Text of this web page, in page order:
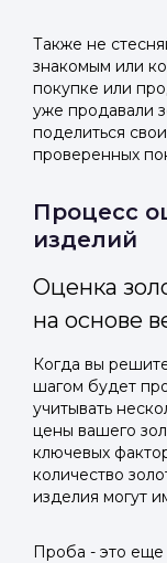
Телефон
или
или
Также не
знакомым или
покупке или
уже продавали
поделиться
проверенных
Процесс
изделий
Оценка
на основе
Когда вы
шагом будет
учитывать
цены вашего
ключевых
количество
изделия могут
Проба - это еще